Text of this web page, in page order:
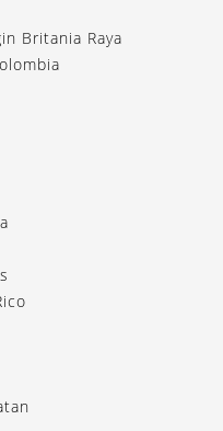
Britania Raya